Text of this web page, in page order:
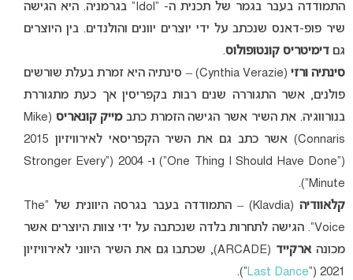
התמודדה בעבר בגמר של תכנית ה- “Idol” בגרמניה. היא הגישה
שיר פופ-דאנס שנכתב על ידי יוצרים יוונים והולנדים. בין היוצרים
גם דימיטריס קונטופולוס.
סינתיה ורזי
(Cynthia Verazie) – סינתיה היא זמרת בעלת שורשים
פולנים, אשר התגוררה שנים רבות בקפריסין אך כעת מתגוררת
בנורווגיה. את השיר אשר הגישה הזמרת כתבמייק קונאריס
(Mike
Connaris) אשר כתב גם את השיר הקפריסאי לאירוויזיון 2015
(“One Thing I Should Have Done”) ו- 2004 (“Stronger Every
Minute”).
קלאוודיה
(Klavdia) – התמודדה בעבר בגרסה היוונית של “The
Voice”. הגישה לתחרות בלדה שנכתבה על ידי צוות היוצרים אשר
מכונהארקייד
(ARCADE), שכתבו גם את השיר היווני לאירוויזיון
2021 (“
Last Dance
“).